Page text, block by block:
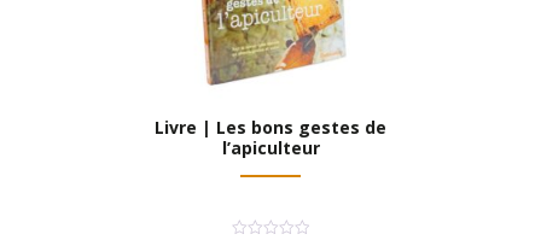
Livre | Les bons gestes de
l’apiculteur